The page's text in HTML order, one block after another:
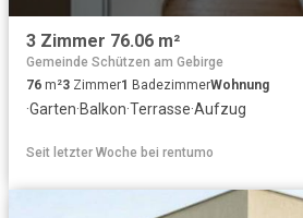
3 Zimmer 76.06 m²
Gemeinde Schützen am Gebirge
76 m²3 Zimmer1 BadezimmerWohnung
·Garten·Balkon·Terrasse·Aufzug
Seit letzter Woche bei rentumo